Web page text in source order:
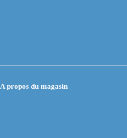
A propos du magasin